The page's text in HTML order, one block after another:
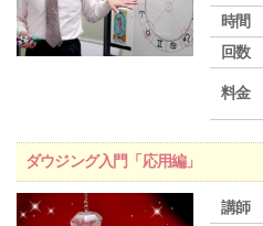
時間
回数
料金
ダウジング入門「応用編」
講師